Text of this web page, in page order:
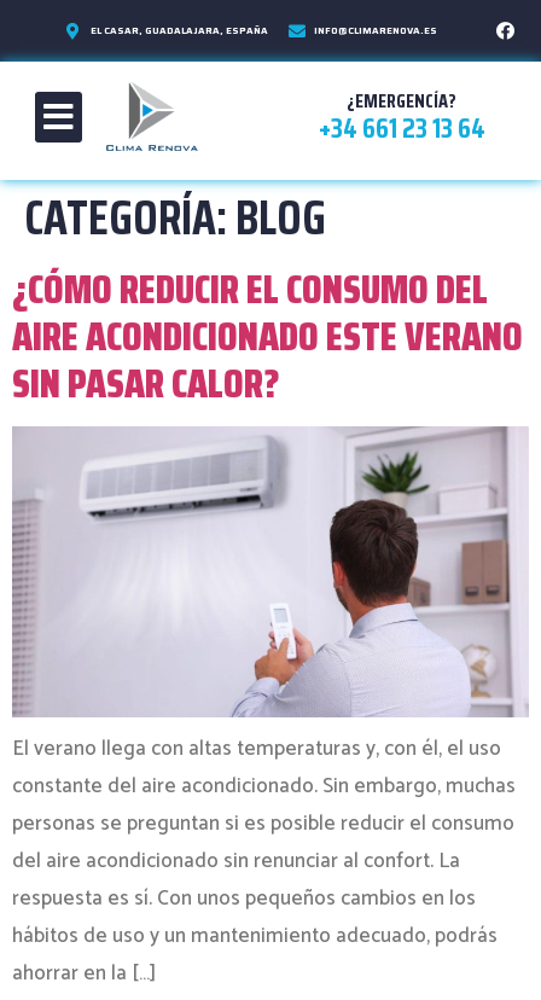
EL CASAR, GUADALAJARA, ESPAÑA INFO@CLIMARENOVA.ES
¿EMERGENCÍA?
+34 661 23 13 64
CATEGORÍA:BLOG
¿CÓMO REDUCIR EL CONSUMO DEL
AIRE ACONDICIONADO ESTE VERANO
SIN PASAR CALOR?
El verano llega con altas temperaturas y, con él, el uso
constante del aire acondicionado. Sin embargo, muchas
personas se preguntan si es posible reducir el consumo
del aire acondicionado sin renunciar al confort. La
respuesta es sí. Con unos pequeños cambios en los
hábitos de uso y un mantenimiento adecuado, podrás
ahorrar en la […]